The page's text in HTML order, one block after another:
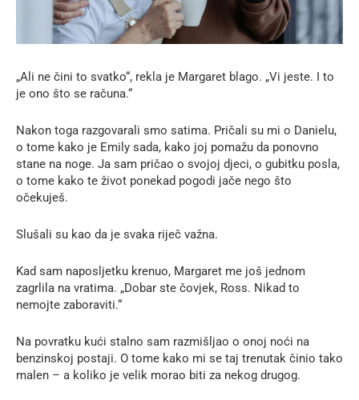
„Ali ne čini to svatko“, rekla je Margaret blago. „Vi jeste. I to
je ono što se računa.“
Nakon toga razgovarali smo satima. Pričali su mi o Danielu,
o tome kako je Emily sada, kako joj pomažu da ponovno
stane na noge. Ja sam pričao o svojoj djeci, o gubitku posla,
o tome kako te život ponekad pogodi jače nego što
očekuješ.
Slušali su kao da je svaka riječ važna.
Kad sam naposljetku krenuo, Margaret me još jednom
zagrlila na vratima. „Dobar ste čovjek, Ross. Nikad to
nemojte zaboraviti.“
Na povratku kući stalno sam razmišljao o onoj noći na
benzinskoj postaji. O tome kako mi se taj trenutak činio tako
malen – a koliko je velik morao biti za nekog drugog.